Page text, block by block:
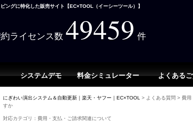
ングに特化した販売サイト【EC×TOOL（イーシーツール）】
ライセンス数 49459 件
システムデモ 料金シミュレーター よくある
にぎわい演出システム＆自動更新｜楽天・ヤフー｜EC×TOOL > よくある質問 > 費用
すか
対応カテゴリ：費用・支払・ご請求関連について